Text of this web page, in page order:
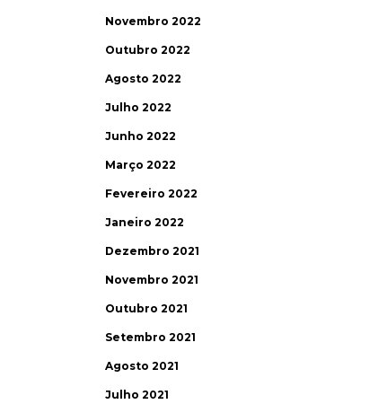
Novembro 2022
Outubro 2022
Agosto 2022
Julho 2022
Junho 2022
Março 2022
Fevereiro 2022
Janeiro 2022
Dezembro 2021
Novembro 2021
Outubro 2021
Setembro 2021
Agosto 2021
Julho 2021